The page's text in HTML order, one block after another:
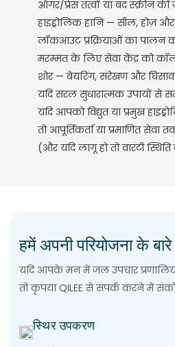
ऑगर/प्रेस तत्वों या बंद स्क्रीन की
हाइड्रोलिक हानि — सील, होज़
लॉकआउट प्रक्रियाओं का पालन
मरम्मत के लिए सेवा केंद्र को
शोर — बेयरिंग, संरेखण और घिसाव
यदि सरल सुधारात्मक उपायों से
यदि आपको विद्युत या प्रमुख
तो आपूर्तिकर्ता या प्रमाणित
(और यदि लागू हो तो वारंटी
हमें अपनी परियोजना के
यदि आपके मन में जल उपचार
तो कृपया QILEE से संपर्क करने में
स्थिर उपकरण